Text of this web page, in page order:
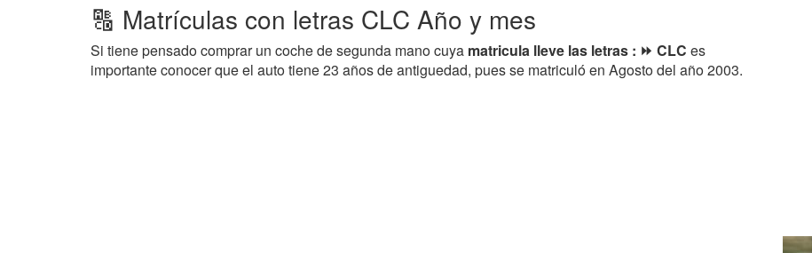
🔠 Matrículas con letras CLC Año y mes
Si tiene pensado comprar un coche de segunda mano cuya matricula lleve las letras : ⏩ CLC es
importante conocer que el auto tiene 23 años de antiguedad, pues se matriculó en Agosto del año 2003.